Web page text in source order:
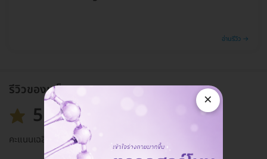
อ่านรีวิว →
รีวิวของแพ็กเกจ
5.0
คะแนนเฉลี่ย
×